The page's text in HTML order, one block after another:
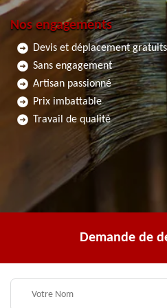
Nos engagements
Devis et déplacement gratuits
Sans engagement
Artisan passionné
Prix imbattable
Travail de qualité
Demande de